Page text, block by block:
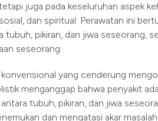
juga pada keseluruhan aspek
dan spiritual. Perawatan ini
pikiran, dan jiwa seseorang,
seseorang.
yang cenderung
menganggap bahwa penyakit
tubuh, pikiran, dan jiwa
dan mengatasi akar